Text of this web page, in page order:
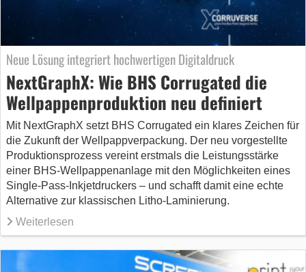
Neue Lösung integriert hochwertigen Digitaldruck
NextGraphX: Wie BHS Corrugated die
Wellpappenproduktion neu definiert
Mit NextGraphX setzt BHS Corrugated ein klares Zeichen für
die Zukunft der Wellpappverpackung. Der neu vorgestellte
Produktionsprozess vereint erstmals die Leistungsstärke
einer BHS-Wellpappenanlage mit den Möglichkeiten eines
Single-Pass-Inkjetdruckers – und schafft damit eine echte
Alternative zur klassischen Litho-Laminierung.
Weiterlesen